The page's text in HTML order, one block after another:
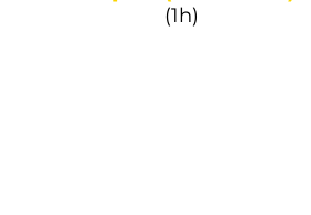
(1h)